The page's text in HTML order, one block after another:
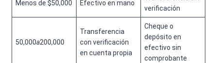
Menos de $50,000 Efectivo en mano
verificación
50,000a200,000
Transferencia
con verificación
en cuenta propia
Cheque o
depósito en
efectivo sin
comprobante